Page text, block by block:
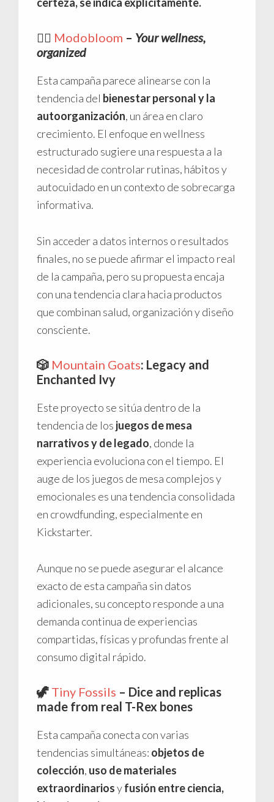
✍🏼 Modobloom – Your wellness,
organized
Esta campaña parece alinearse con la
tendencia del bienestar personal y la
autoorganización, un área en claro
crecimiento. El enfoque en wellness
estructurado sugiere una respuesta a la
necesidad de controlar rutinas, hábitos y
autocuidado en un contexto de sobrecarga
informativa.
Sin acceder a datos internos o resultados
finales, no se puede afirmar el impacto real
de la campaña, pero su propuesta encaja
con una tendencia clara hacia productos
que combinan salud, organización y diseño
consciente.
🎲 Mountain Goats: Legacy and
Enchanted Ivy
Este proyecto se sitúa dentro de la
tendencia de los juegos de mesa
narrativos y de legado, donde la
experiencia evoluciona con el tiempo. El
auge de los juegos de mesa complejos y
emocionales es una tendencia consolidada
en crowdfunding, especialmente en
Kickstarter.
Aunque no se puede asegurar el alcance
exacto de esta campaña sin datos
adicionales, su concepto responde a una
demanda continua de experiencias
compartidas, físicas y profundas frente al
consumo digital rápido.
🦖 Tiny Fossils – Dice and replicas
made from real T-Rex bones
Esta campaña conecta con varias
tendencias simultáneas: objetos de
colección, uso de materiales
extraordinariosyfusión entre ciencia,